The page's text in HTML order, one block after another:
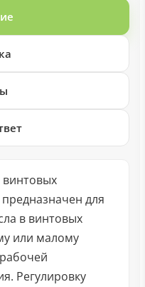
винтовых
для
в винтовых
или малому
Регулировку